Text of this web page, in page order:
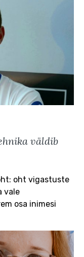
väldib
oht vigastuste
vale
osa inimesi